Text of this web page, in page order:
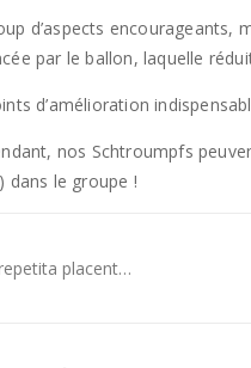
d’aspects encourageants,
par le ballon, laquelle
d’amélioration
nos Schtroumpfs
dans le groupe !
placent…